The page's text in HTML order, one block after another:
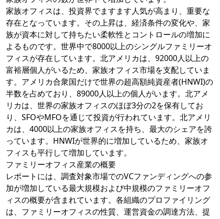
家族オフィスは、投資界でますます人気が高まり、重要な
存在となっています。その上昇は、経済条件の変化や、家
族が資本に対して持ちたい柔軟性とコントロールの増加に
よるものです。世界中で8000以上のシングルファミリーオ
フィスが存在しています。北アメリカは、92000人以上の
富裕層個人がいるため、家族オフィス市場を支配していま
す。アメリカ合衆国だけで世界の超高額純資産者(HNWI)の
半数を占めており、89000人以上の個人がいます。北アメ
リカは、世界の家族オフィスのほぼ3分の2を保有してお
り、SFOやMFOを通じて投資が行われています。北アメリ
カは、4000以上の家族オフィスを持ち、最大のシェアを誇
っています。HNWIが世界的に増加しているため、家族オ
フィスも平行して増加しています。
ファミリーオフィス産業の概要
レポートには、調査対象市場でのVCファンディングへの参
加が増加している最大規模および中規模のファミリーオフ
ィスの概要が含まれています。各組織のプロファイリング
は、ファミリーオフィスの性質、運営資金の調達方法、提